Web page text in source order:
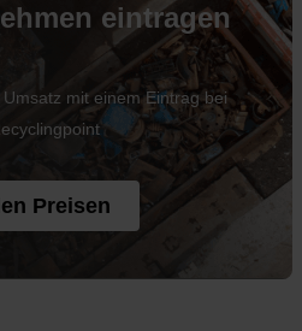
eintragen
mit einem Eintrag bei
Preisen